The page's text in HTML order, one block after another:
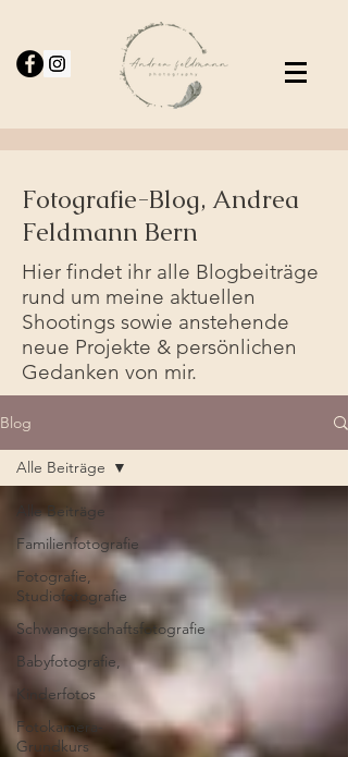
Fotografie-Blog, Andrea
Feldmann Bern
Hier findet ihr alle Blogbeiträge
rund um meine aktuellen
Shootings sowie anstehende
neue Projekte & persönlichen
Gedanken von mir.
Blog
Alle Beiträge
Familienfotografie
Fotografie,
Studiofotografie
Schwangerschaftsfotografie
Babyfotografie,
Kinderfotos
Fotokamera-
Grundkurs
Alle Beiträge